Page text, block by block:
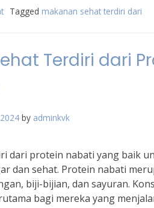
Tagged makanan sehat terdiri dari
Terdiri dari
by adminkvk
dari protein nabati yang baik
dan sehat. Protein nabati
biji-bijian, dan sayuran.
bagi mereka yang